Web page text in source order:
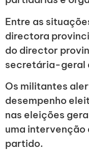
Entre as
directora
do director
secretária-geral
Os militantes
desempenho
nas eleições
uma intervenção
partido.